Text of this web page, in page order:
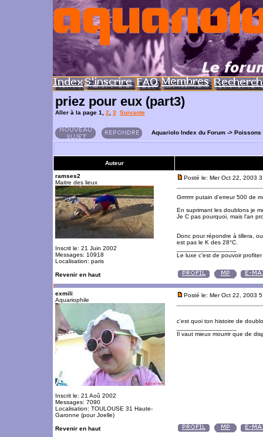
priez pour eux (part3)
Aller à la page 1 2 3 Suivante
Aquariolo Index du Forum -> Poissons
Auteur
ramses2
Maitre des lieux
Inscrit le: 21 Juin 2002
Messages: 10918
Localisation: paris
Posté le: Mer Oct 22, 2003
Grrrrrrr putain d'erreur 500 de
En suprimant les doublons je
Je C pas pourquoi, mais l'an
Donc pour répondre à tillera,
est pas le K des 28°C.
Le luxe c'est de pouvoir
Revenir en haut
exmili
Aquariophile
Inscrit le: 21 Aoû 2002
Messages: 7090
Localisation: TOULOUSE 31 Haute-
Garonne (pour Joelle)
Posté le: Mer Oct 22, 2003
c'est quoi ton histoire de
Il vaut mieux mourrir que de
Revenir en haut